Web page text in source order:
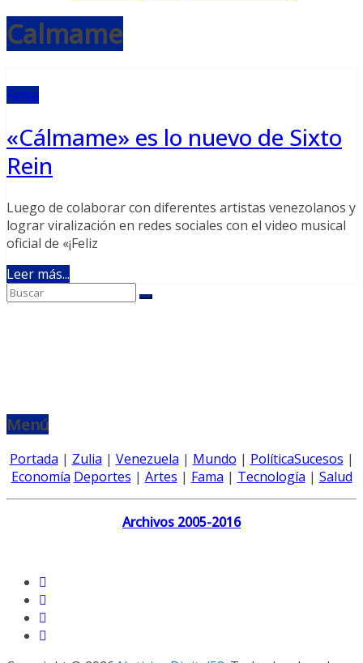
Calmame
Fama
«Cálmame» es lo nuevo de Sixto
Rein
Luego de colaborar con diferentes artistas venezolanos y
lograr viralización en redes sociales con el video musical
oficial de «¡Feliz
Leer más...
Menú
Portada | Zulia | Venezuela | Mundo | PolíticaSucesos |
Economía Deportes | Artes | Fama | Tecnología | Salud
Archivos 2005-2016